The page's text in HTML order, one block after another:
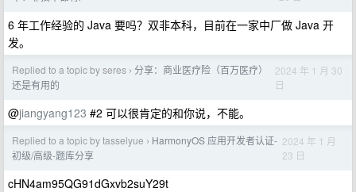
6 年工作经验的 Java 要吗？双非本科，目前在一家中厂做 Java 开
发。
Replied to a topic by seres › 分享：商业医疗险（百万医疗）
还是有用的
2024 年 1 月 30
日
@jiangyang123 #2 可以很肯定的和你说，不能。
Replied to a topic by tasselyue › HarmonyOS 应用开发者认证-
初级/高级-题库分享
2024 年 1 月
23 日
cHN4am95QG91dGxvb2suY29t